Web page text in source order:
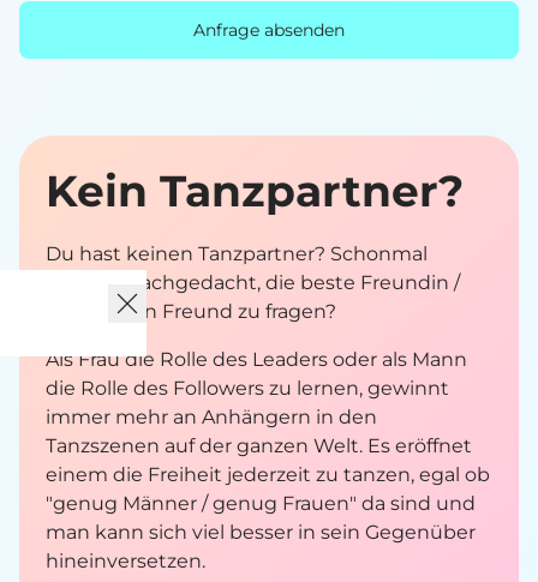
Anfrage absenden
Kein Tanz­partner?
Du hast keinen Tanzpartner? Schonmal
darüber nachgedacht, die beste Freundin /
den besten Freund zu fragen?
Als Frau die Rolle des Leaders oder als Mann
die Rolle des Followers zu lernen, gewinnt
immer mehr an Anhängern in den
Tanzszenen auf der ganzen Welt. Es eröffnet
einem die Freiheit jederzeit zu tanzen, egal ob
"genug Männer / genug Frauen" da sind und
man kann sich viel besser in sein Gegenüber
hineinversetzen.